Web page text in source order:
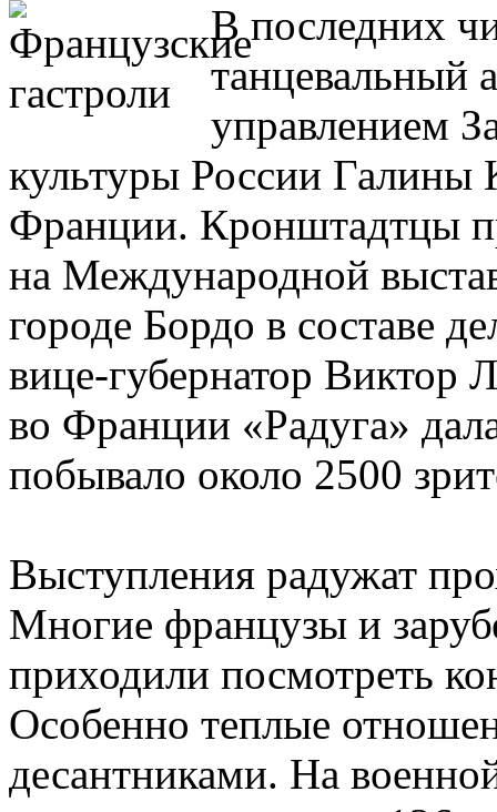
В последних
танцевальный
управлением
культуры России Галины
Франции. Кронштадтцы
на Международной
городе Бордо в составе
вице-губернатор Виктор
во Франции «Радуга»
побывало около 2500
Выступления радужат
Многие французы и
приходили посмотреть
Особенно теплые
десантниками. На